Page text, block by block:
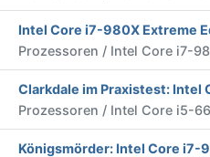
Intel Core i7-980X Extreme
Prozessoren / Intel Core i7-
Clarkdale im Praxistest: Intel
Prozessoren / Intel Core i5-
Königsmörder: Intel Core i7-